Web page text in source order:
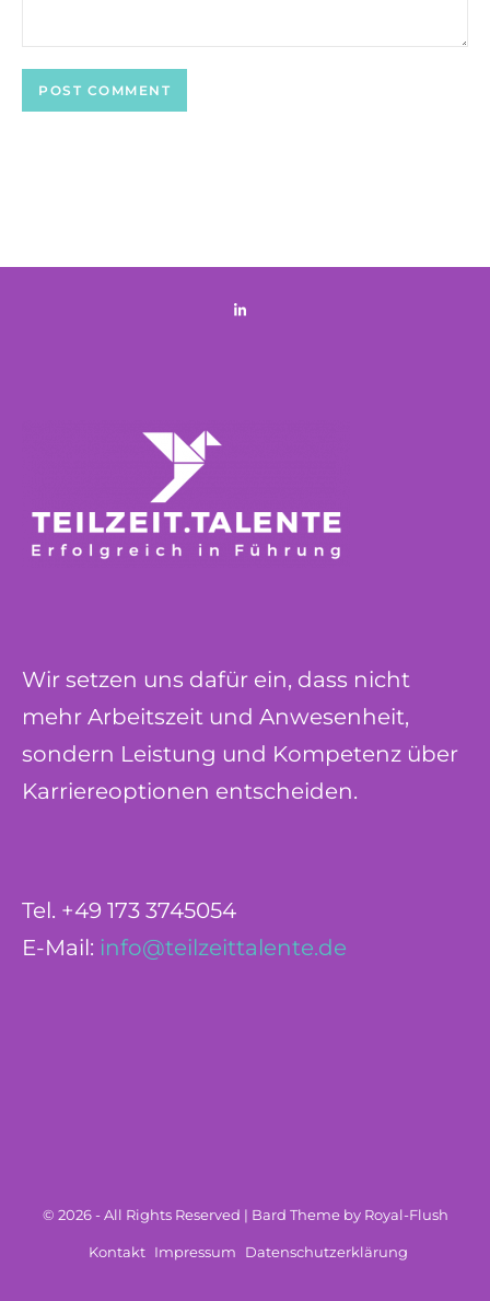
Wir setzen uns dafür ein, dass nicht
mehr Arbeitszeit und Anwesenheit,
sondern Leistung und Kompetenz über
Karriereoptionen entscheiden.
Tel. +49 173 3745054
E-Mail: info@teilzeittalente.de
© 2026 - All Rights Reserved | Bard Theme by Royal-Flush
Kontakt Impressum Datenschutzerklärung